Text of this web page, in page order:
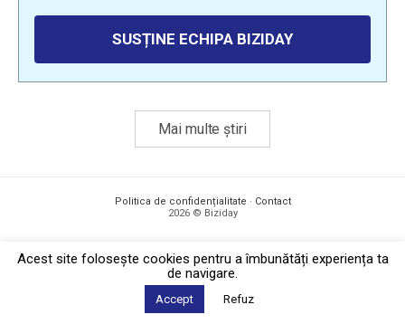
SUSȚINE ECHIPA BIZIDAY
Mai multe știri
Politica de confidențialitate · Contact
2026 © Biziday
Acest site foloseşte cookies pentru a îmbunătăți experiența ta
de navigare.
Accept Refuz